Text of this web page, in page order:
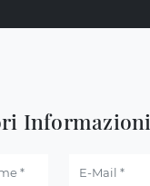
Informazioni